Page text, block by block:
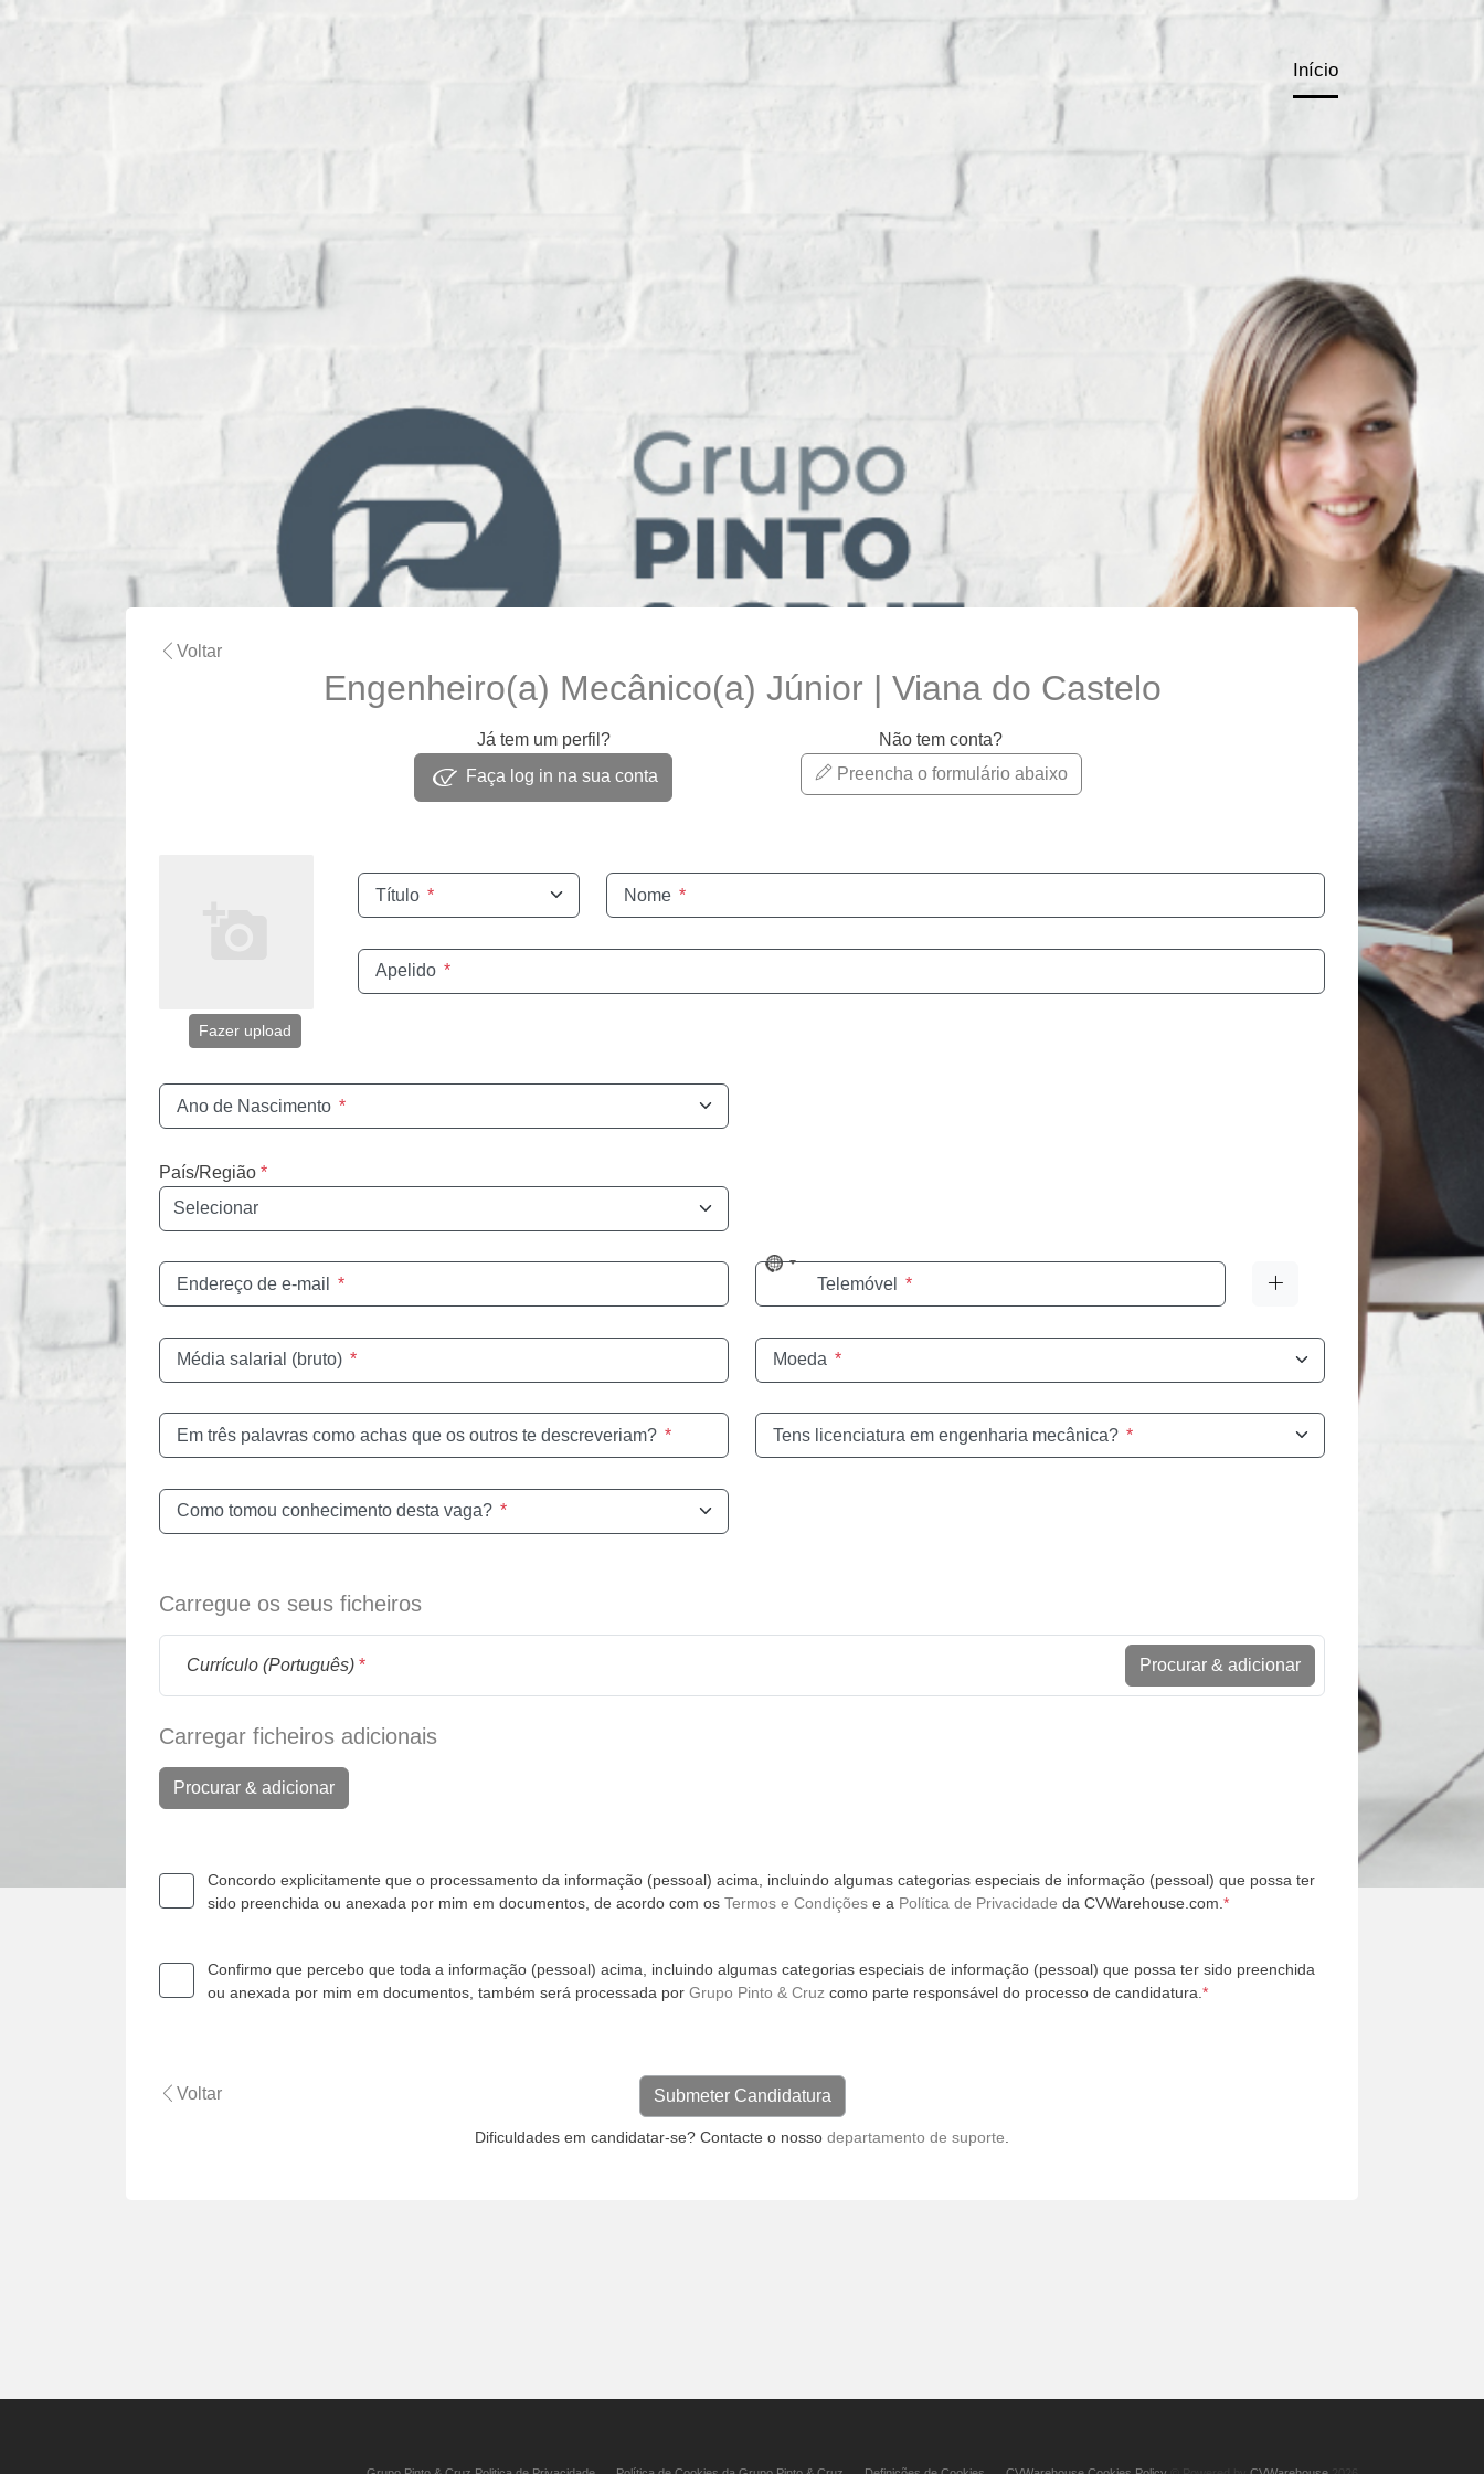
Início
Voltar
Engenheiro(a) Mecânico(a) Júnior | Viana do Castelo
Já tem um perfil?
Faça log in na sua conta
Não tem conta?
Preencha o formulário abaixo
Fazer upload
Título * Nome *
Apelido *
Ano de Nascimento *
País/Região *
Endereço de e-mail *
No
countryTelemóvel *
Média salarial (bruto) * Moeda *
Em três palavras como achas que os outros te descreveriam? * Tens licenciatura em engenharia mecânica? *
Como tomou conhecimento desta vaga? *
Carregue os seus ficheiros
Currículo (Português) * Procurar & adicionar
Carregar ficheiros adicionais
Procurar & adicionar
Concordo explicitamente que o processamento da informação (pessoal) acima, incluindo algumas categorias especiais de informação (pessoal) que possa ter
sido preenchida ou anexada por mim em documentos, de acordo com os Termos e Condições e a Política de Privacidade da CVWarehouse.com. *
Confirmo que percebo que toda a informação (pessoal) acima, incluindo algumas categorias especiais de informação (pessoal) que possa ter sido preenchida
ou anexada por mim em documentos, também será processada por Grupo Pinto & Cruz como parte responsável do processo de candidatura.*
Voltar
Dificuldades em candidatar-se? Contacte o nosso departamento de suporte